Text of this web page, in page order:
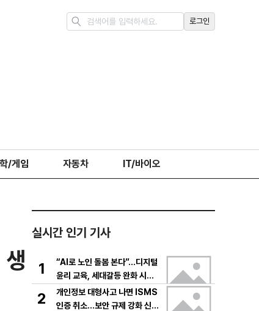
로그인
/게임 자동차 IT/바이오
실시간 인기 기사
1
“AI로 노인 돌봄 본다”…디지털
윤리 교육, 세대갈등 완화 시험
대
2
개인정보 대형사고 나면 ISMS
인증 취소…보안 규제 강화 신호